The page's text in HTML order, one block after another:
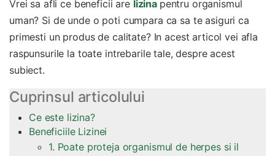
Vrei sa afli ce beneficii are lizina pentru organismul
uman? Si de unde o poti cumpara ca sa te asiguri ca
primesti un produs de calitate? In acest articol vei afla
raspunsurile la toate intrebarile tale, despre acest
subiect.
Cuprinsul articolului
Ce este lizina?
Beneficiile Lizinei
1. Poate proteja organismul de herpes si il